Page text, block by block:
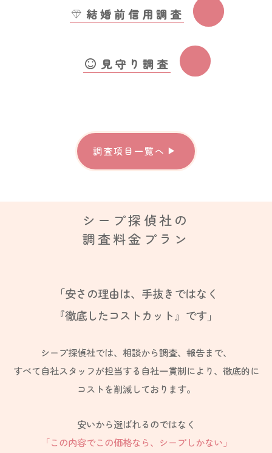
結婚前信用調査
見守り調査
調査項目一覧へ
シープ探偵社の
調査料金プラン
「安さの理由は、手抜きではなく
『徹底したコストカット』です」
シープ探偵社では、相談から調査、報告まで、
すべて自社スタッフが担当する自社一貫制により、 徹底的に
コストを削減しております。
安いから選ばれるのではなく
「この内容でこの価格なら、シープしかない」